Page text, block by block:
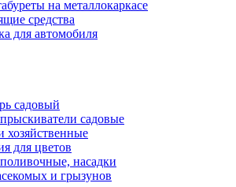
на металлокаркасе
средства
для автомобиля
садовый
садовые
хозяйственные
для цветов
насадки
и грызунов